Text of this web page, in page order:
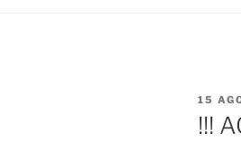
IL
15
!!!